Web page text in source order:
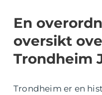
En
oversikt
Trondheim
Trondheim er en